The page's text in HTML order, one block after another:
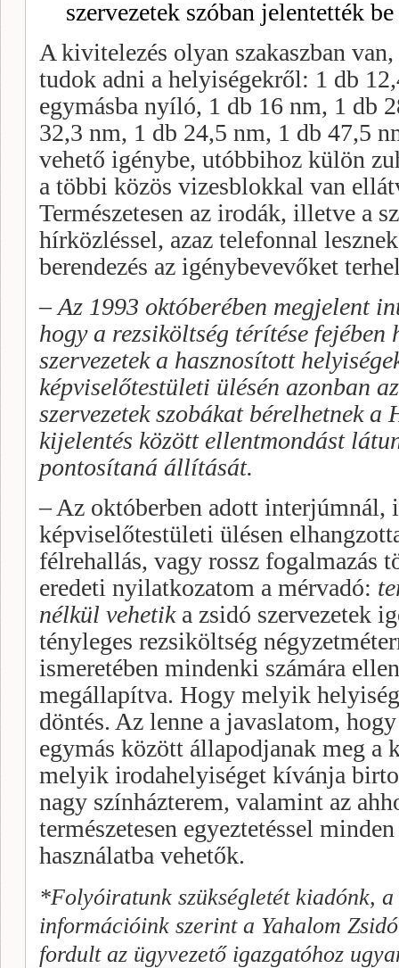
szervezetek szóban jelentették
A kivitelezés olyan szakaszban
tudok adni a helyiségekről: 1 db
egymásba nyíló, 1 db 16 nm, 1 db
32,3 nm, 1 db 24,5 nm, 1 db 47,5
vehető igénybe, utóbbihoz külön
a többi közös vizesblokkal van
Természetesen az irodák, illetve a
hírközléssel, azaz telefonnal
berendezés az igénybevevőket
–Az 1993 októberében megjelent
hogy a rezsiköltség térítése fejében
szervezetek a hasznosított
képviselőtestületi ülésén azonban
szervezetek szobákat bérelhetnek a
kijelentés között ellentmondást
pontosítaná állítását.
– Az októberben adott interjúmnál,
képviselőtestületi ülésen
félrehallás, vagy rossz fogalmazás
eredeti nyilatkozatom a mérvadó:
nélkül vehetik a zsidó szervezetek
tényleges rezsiköltség
ismeretében mindenki számára
megállapítva. Hogy melyik
döntés. Az lenne a javaslatom,
egymás között állapodjanak meg a
melyik irodahelyiséget kívánja
nagy színházterem, valamint az
természetesen egyeztetéssel
használatba vehetők.
*Folyóiratunk szükségletét kiadónk,
információink szerint a Yahalom
fordult az ügyvezető igazgatóhoz